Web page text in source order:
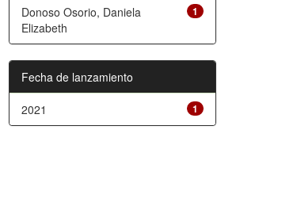
1
Donoso Osorio, Daniela
Elizabeth
Fecha de lanzamiento
1
2021